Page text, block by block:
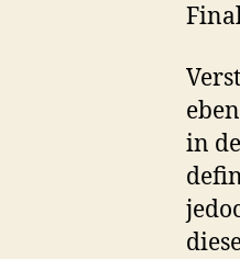
in